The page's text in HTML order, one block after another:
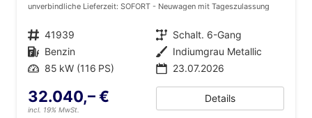
unverbindliche Lieferzeit: SOFORT Neuwagen mit Tageszulassung
Fahrzeugnr. 41939 Getriebe Schalt. 6-Gang
Kraftstoff Benzin Außenfarbe Indiumgrau Metallic
Leistung 85 kW (116 PS) 23.07.2026
32.040,– €
incl. 19% MwSt.
Details